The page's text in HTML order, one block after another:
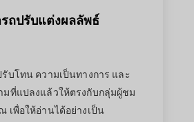
ถปรับแต่งผลลัพธ์
บโทน ความเป็นทางการ และ
มที่แปลงแล้วให้ตรงกับกลุ่มผู้ชม
เพื่อให้อ่านได้อย่างเป็น